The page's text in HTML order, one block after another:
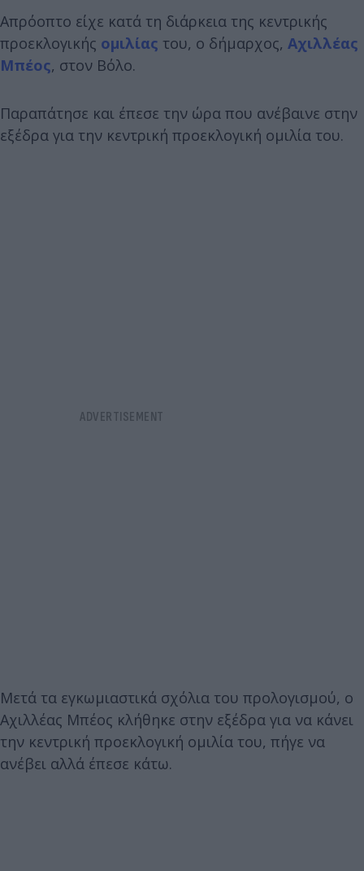
Απρόοπτο είχε κατά τη διάρκεια της κεντρικής
προεκλογικής ομιλίας του, ο δήμαρχος, Αχιλλέας
Μπέος, στον Βόλο.
Παραπάτησε και έπεσε την ώρα που ανέβαινε στην
εξέδρα για την κεντρική προεκλογική ομιλία του.
Μετά τα εγκωμιαστικά σχόλια του προλογισμού, ο
Αχιλλέας Μπέος κλήθηκε στην εξέδρα για να κάνει
την κεντρική προεκλογική ομιλία του, πήγε να
ανέβει αλλά έπεσε κάτω.